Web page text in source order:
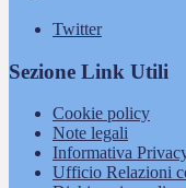
Twitter
Sezione Link Utili
Cookie policy
Note legali
Informativa
Ufficio Relazioni